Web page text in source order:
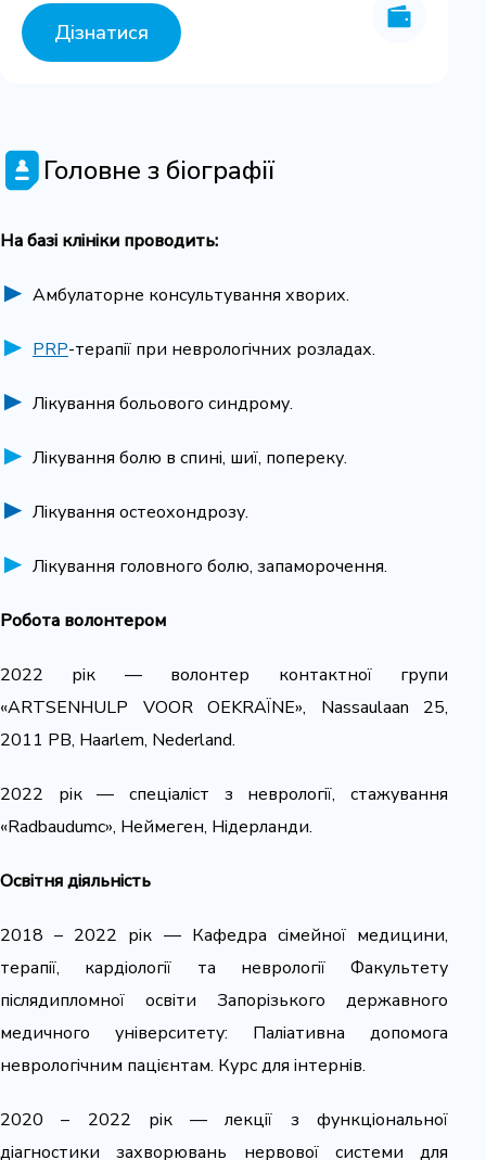
Дізнатися
Головне з біографії
На базі клініки проводить:
Амбулаторне консультування хворих.
PRP-терапії при неврологічних розладах.
Лікування больового синдрому.
Лікування болю в спині, шиї, попереку.
Лікування остеохондрозу.
Лікування головного болю, запаморочення.
Робота волонтером
2022 рік — волонтер контактної групи
«ARTSENHULP VOOR OEKRAÏNE», Nassaulaan 25,
2011 PB, Haarlem, Nederland.
2022 рік — спеціаліст з неврології, стажування
«Radbaudumc», Неймеген, Нідерланди.
Освітня діяльність
2018 – 2022 рік — Кафедра сімейної медицини,
терапії, кардіології та неврології Факультету
післядипломної освіти Запорізького державного
медичного університету: Паліативна допомога
неврологічним пацієнтам. Курс для інтернів.
2020 – 2022 рік — лекції з функціональної
діагностики захворювань нервової системи для